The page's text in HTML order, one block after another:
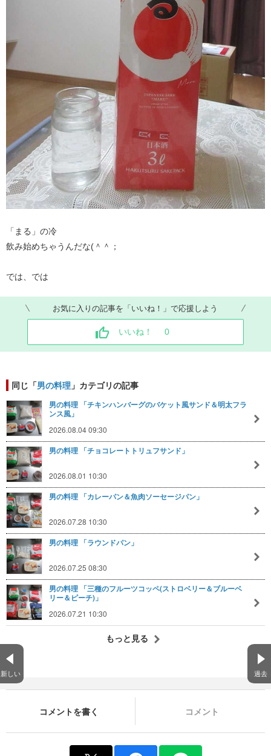
「まる」の冷
飲み始めちゃうんだな(＾＾；
では、では
お気に入りの記事を「いいね！」で応援しよう
いいね！ 0
新しい 過去
同じ「男の料理 」カテゴリの記事
男の料理 「チキンハンバーグのバケット風サンド＆明太フラ
ンス風」
2026.08.04 09:30
男の料理 「チョコレートトリュフサンド」
2026.08.01 10:30
男の料理 「カレーパン＆魚肉ソーセージパン」
2026.07.28 10:30
男の料理 「ラウンドパン」
2026.07.25 08:30
男の料理 「三種のフルーツコッペ(ストロベリー＆ブルーベ
リー＆ピーチ)」
2026.07.21 10:30
もっと見る
コメントを書く コメント